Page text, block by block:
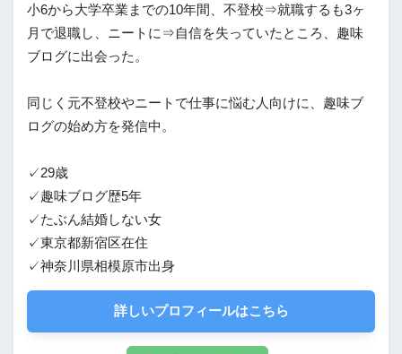
小6から大学卒業までの10年間、不登校⇒就職するも3ヶ
月で退職し、ニートに⇒自信を失っていたところ、趣味
ブログに出会った。
同じく元不登校やニートで仕事に悩む人向けに、趣味ブ
ログの始め方を発信中。
✓29歳
✓趣味ブログ歴5年
✓たぶん結婚しない女
✓東京都新宿区在住
✓神奈川県相模原市出身
詳しいプロフィールはこちら